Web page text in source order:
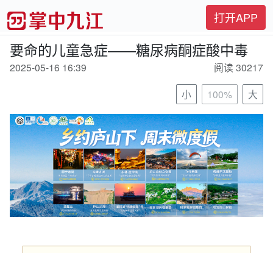
打开APP
要命的儿童急症——糖尿病酮症酸中毒
2025-05-16 16:39
阅读 30217
小
100% 大